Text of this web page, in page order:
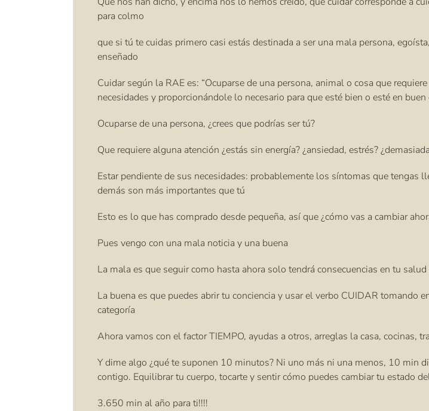
para colmo
que si tú te cuidas primero casi estás destinada a ser una mala persona,
enseñado
Cuidar según la RAE es: “Ocuparse de una persona, animal o cosa que
necesidades y proporcionándole lo necesario para que esté bien o esté en buen
Ocuparse de una persona, ¿crees que podrías ser tú?
Que requiere alguna atención ¿estás sin energía? ¿ansiedad, estrés?
Estar pendiente de sus necesidades: probablemente los síntomas que tengas
demás son más importantes que tú
Esto es lo que has comprado desde pequeña, así que ¿cómo vas a cambiar
Pues vengo con una mala noticia y una buena
La mala es que seguir como hasta ahora solo tendrá consecuencias en tu
La buena es que puedes abrir tu conciencia y usar el verbo CUIDAR tomando
categoría
Ahora vamos con el factor TIEMPO, ayudas a otros, arreglas la casa, cocinas,
Y dime algo ¿qué te suponen 10 minutos? Ni uno más ni una menos, 10 min
contigo. Equilibrar tu cuerpo, tocarte y sentir cómo puedes cambiar tu estado
3.650 min al año para ti!!!!